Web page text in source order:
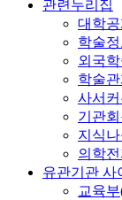
관련누리집
대학
학술
외국
학술
사서커
기관회
지식
의학
유관기관 사
교육